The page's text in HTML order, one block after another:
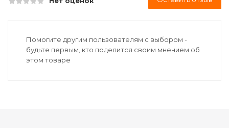
Помогите другим пользователям с выбором -
будьте первым, кто поделится своим мнением об
этом товаре